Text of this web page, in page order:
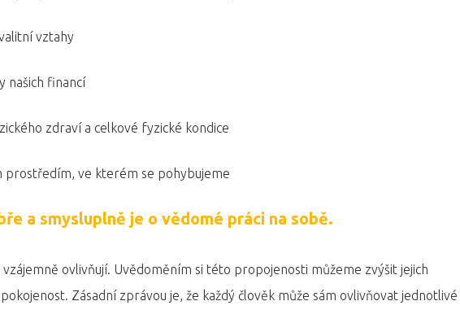
vztahy
našich financí
zdraví a celkové fyzické kondice
prostředím, ve kterém se pohybujeme
a smysluplně je o vědomé práci na sobě.
ovlivňují. Uvědoměním si této propojenosti můžeme zvýšit jejich
Zásadní zprávou je, že každý člověk může sám ovlivňovat jednotlivé